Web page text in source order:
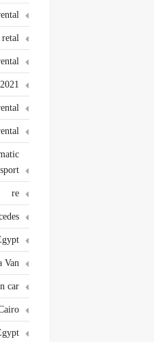
retal
re
Van
car